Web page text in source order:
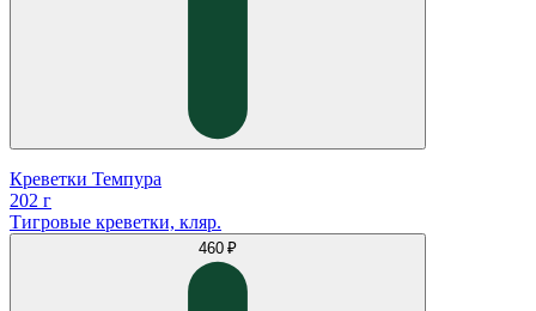
Креветки Темпура
202 г
Тигровые креветки, кляр.
460 ₽